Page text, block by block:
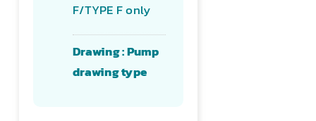
F/TYPE F only
Drawing : Pump
drawing type